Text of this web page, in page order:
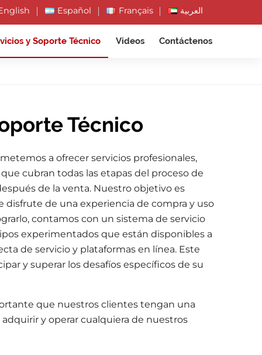
Español Français العربية
y Soporte Técnico Videos Contáctenos
Técnico
a ofrecer servicios profesionales,
cubran todas las etapas del proceso de
de la venta. Nuestro objetivo es
disfrute de una experiencia de compra y uso
contamos con un sistema de servicio
experimentados que están disponibles a
de servicio y plataformas en línea. Este
y superar los desafíos específicos de su
que nuestros clientes tengan una
y operar cualquiera de nuestros